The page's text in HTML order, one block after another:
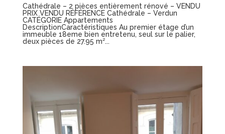
Cathédrale – 2 pièces entièrement rénové – VENDU
PRIX VENDU RÉFÉRENCE Cathédrale – Verdun
CATÉGORIE Appartements
DescriptionCaractéristiques Au premier étage d’un
immeuble 18eme bien entretenu, seul sur le palier,
deux pièces de 27.95 m²...